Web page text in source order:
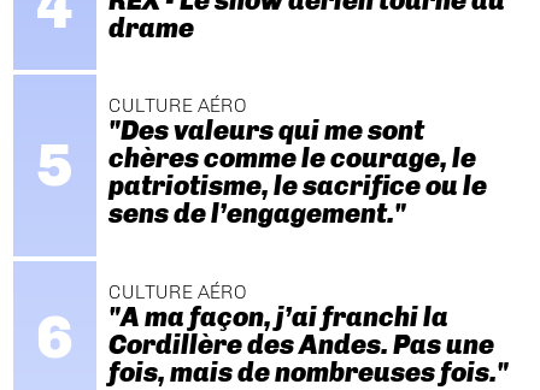
drame
CULTURE AÉRO
"Des valeurs qui me sont
chères comme le courage, le
patriotisme, le sacrifice ou le
sens de l’engagement."
CULTURE AÉRO
"A ma façon, j’ai franchi la
Cordillère des Andes. Pas une
fois, mais de nombreuses fois."